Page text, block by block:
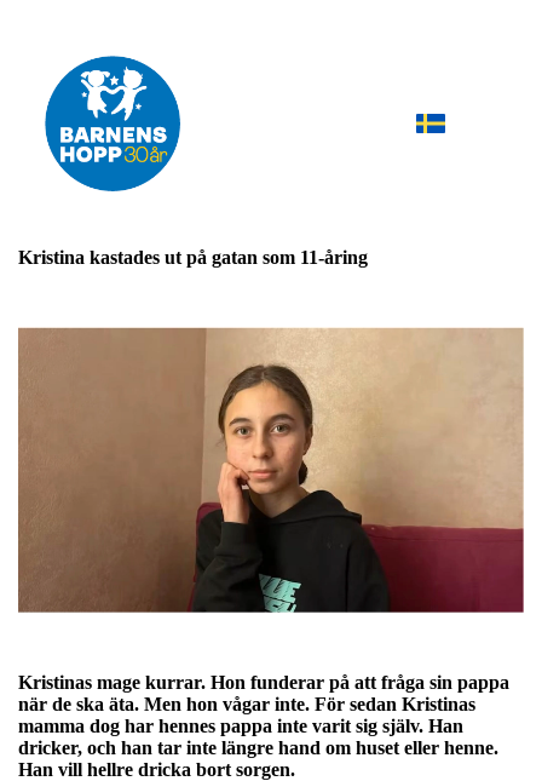
Kristina kastades ut på gatan som 11-åring
Kristinas mage kurrar. Hon funderar på att fråga sin pappa
när de ska äta. Men hon vågar inte. För sedan Kristinas
mamma dog har hennes pappa inte varit sig själv. Han
dricker, och han tar inte längre hand om huset eller henne.
Han vill hellre dricka bort sorgen.